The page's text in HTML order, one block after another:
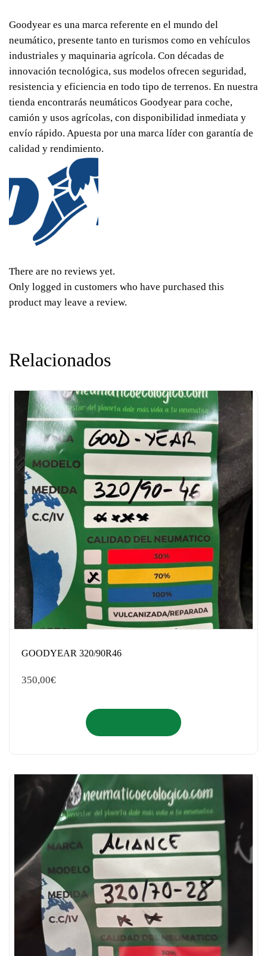
Goodyear es una marca referente en el mundo del
neumático, presente tanto en turismos como en vehículos
industriales y maquinaria agrícola. Con décadas de
innovación tecnológica, sus modelos ofrecen seguridad,
resistencia y eficiencia en todo tipo de terrenos. En nuestra
tienda encontrarás neumáticos Goodyear para coche,
camión y usos agrícolas, con disponibilidad inmediata y
envío rápido. Apuesta por una marca líder con garantía de
calidad y rendimiento.
There are no reviews yet.
Only logged in customers who have purchased this
product may leave a review.
Relacionados
GOODYEAR 320/90R46
350,00€